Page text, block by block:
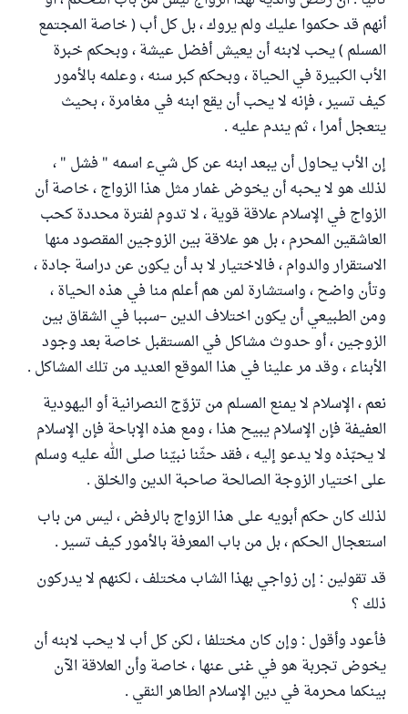
أنهم قد حكموا عليك ولم يروك ، بل كل أب ( خاصة المجتمع
المسلم ) يحب لابنه أن يعيش أفضل عيشة ، وبحكم خبرة
الأب الكبيرة في الحياة ، وبحكم كبر سنه ، وعلمه بالأمور
كيف تسير ، فإنه لا يحب أن يقع ابنه في مغامرة ، بحيث
يتعجل أمرا ، ثم يندم عليه .
إن الأب يحاول أن يبعد ابنه عن كل شيء اسمه " فشل " ،
لذلك هو لا يحبه أن يخوض غمار مثل هذا الزواج ، خاصة أن
الزواج في الإسلام علاقة قوية ، لا تدوم لفترة محددة كحب
العاشقين المحرم ، بل هو علاقة بين الزوجين المقصود منها
الاستقرار والدوام ، فالاختيار لا بد أن يكون عن دراسة جادة ،
وتأن واضح ، واستشارة لمن هم أعلم منا في هذه الحياة ،
ومن الطبيعي أن يكون اختلاف الدين –سببا في الشقاق بين
الزوجين ، أو حدوث مشاكل في المستقبل خاصة بعد وجود
الأبناء ، وقد مر علينا في هذا الموقع العديد من تلك المشاكل .
نعم ، الإسلام لا يمنع المسلم من تزوّج النصرانية أو اليهودية
العفيفة فإن الإسلام يبيح هذا ، ومع هذه الإباحة فإن الإسلام
لا يحبّذه ولا يدعو إليه ، فقد حثّنا نبيّنا صلى الله عليه وسلم
على اختيار الزوجة الصالحة صاحبة الدين والخلق .
لذلك كان حكم أبويه على هذا الزواج بالرفض ، ليس من باب
استعجال الحكم ، بل من باب المعرفة بالأمور كيف تسير .
قد تقولين : إن زواجي بهذا الشاب مختلف ، لكنهم لا يدركون
ذلك ؟
فأعود وأقول : وإن كان مختلفا ، لكن كل أب لا يحب لابنه أن
يخوض تجربة هو في غنى عنها ، خاصة وأن العلاقة الآن
بينكما محرمة في دين الإسلام الطاهر النقي .